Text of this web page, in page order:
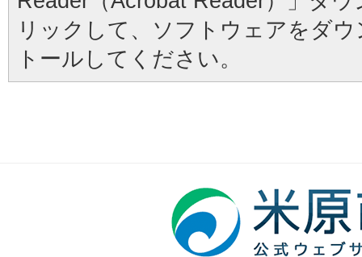
リックして、ソフトウェアをダ
トールしてください。